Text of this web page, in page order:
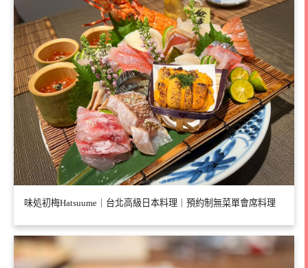
味処初梅Hatsuume｜台北高級日本料理｜預約制無菜單會席料理